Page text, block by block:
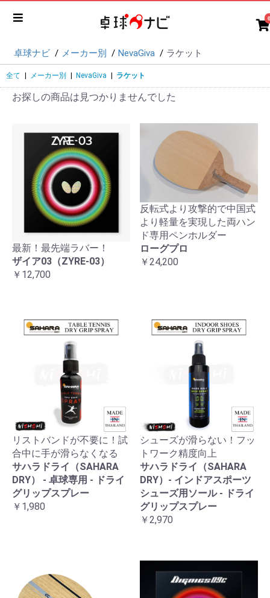
0
卓球ナビ メーカー別 NevaGiva ラケット
全て メーカー別 NevaGiva ラケット
お探しの商品は見つかりませんでした
最新！最先端ラバー！
ザイア03（ZYRE-03）
￥12,700
反転式より攻撃的で中国式
より軽量を実現した両ハン
ド専用ペンホルダー
ローグプロ
￥24,200
リストバンドが不要に！試
合中に手が滑らなくなる
サハラドライ（SAHARA
DRY） - 卓球専用 - ドライ
グリップスプレー
￥1,980
シューズが滑らない！フッ
トワーク精度向上
サハラドライ（SAHARA
DRY）- インドアスポーツ
シューズ用ソール - ドライ
グリップスプレー
￥2,970